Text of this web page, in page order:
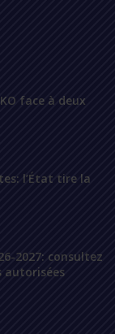
face à deux
l’État tire la
2027: consultez
autorisées